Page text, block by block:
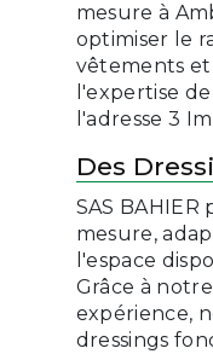
mesure à
optimiser le
vêtements et
l'expertise
l'adresse 3
Des
SAS BAHIER
mesure,
l'espace
Grâce à
expérience,
dressings